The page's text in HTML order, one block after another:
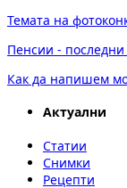
Темата на
Пенсии -
Как да напишем
Актуални
Статии
Снимки
Рецепти